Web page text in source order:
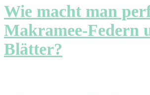
Wie macht man
Makramee-Federn
Blätter?